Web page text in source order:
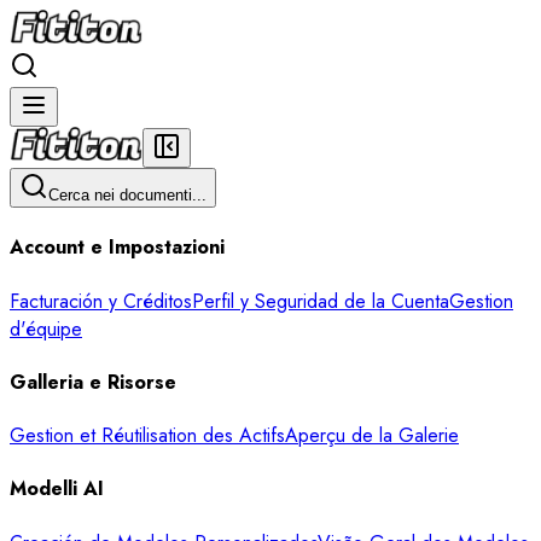
Cerca nei documenti...
Account e Impostazioni
Facturación y CréditosPerfil y Seguridad de la CuentaGestion
d'équipe
Galleria e Risorse
Gestion et Réutilisation des ActifsAperçu de la Galerie
Modelli AI